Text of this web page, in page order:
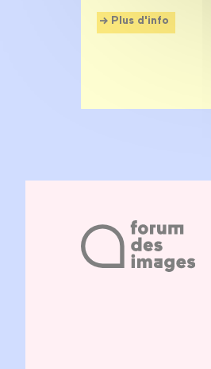
Plus d'info